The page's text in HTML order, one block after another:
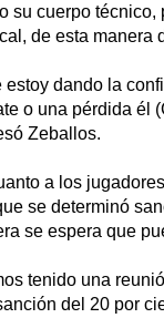
su cuerpo
de esta manera
estoy dando la
o una pérdida él
Zeballos.
a los
se determinó
se espera que
tenido una
del 20 por